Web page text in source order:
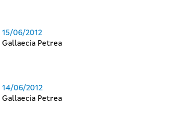
15/06/2012
Gallaecia Petrea
14/06/2012
Gallaecia Petrea